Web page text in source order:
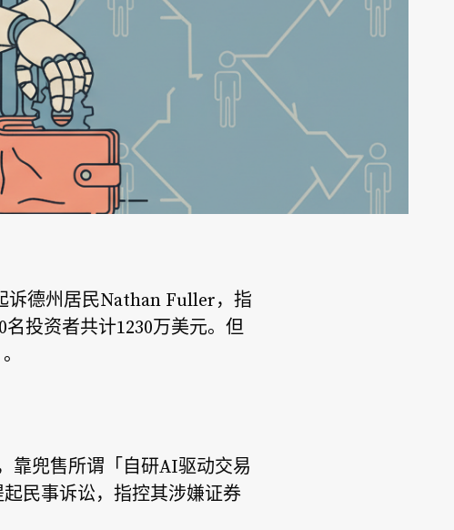
诉德州居民Nathan Fuller，指
投资者共计1230万美元。但
靠兜售所谓「自研AI驱动交易
民事诉讼，指控其涉嫌证券